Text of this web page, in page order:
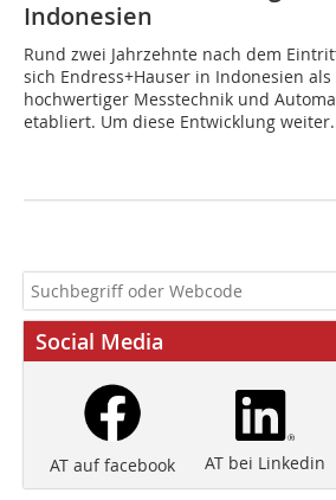
Indonesien
Rund zwei Jahrzehnte nach dem
sich Endress+Hauser in Indonesien
hochwertiger Messtechnik und
etabliert. Um diese Entwicklung
Social Media
AT auf facebook AT bei Linkedin